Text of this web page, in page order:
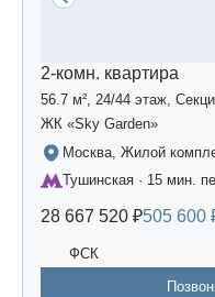
2-комн. квартира
56.7 м², 24/44 этаж,
ЖК «Sky Garden»
Москва, Жилой
Тушинская · 15 мин.
28 667 520 ₽505 600
ФСК